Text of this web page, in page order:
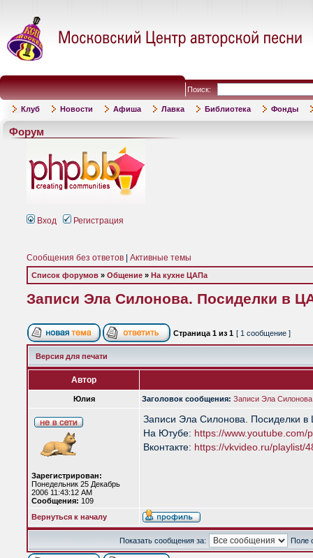
Поиск:
Клуб Новости Афиша Лавка Библиотека Фонды
Форум
Вход Регистрация
Сообщения без ответов Активные темы
Список форумов » Общение » На кухне ЦАПа
Записи Эла Силонова. Посиделки в
Страница 1 из 1 [ 1 сообщение ]
Версия для печати
Автор
Юлия Заголовок сообщения: Записи Эла
Зарегистрирован:
Понедельник 25 Декабрь
2006 11:43:12 AM
Сообщения: 109
Записи Эла Силонова. Посиделки
На Ютубе: https://www.youtube.com/
Вконтакте: https://vkvideo.ru/playlist/
Вернуться к началу
Показать сообщения за: Поле